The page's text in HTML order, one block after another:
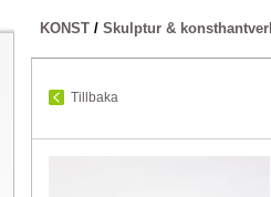
KONST / Skulptur &
Tillbaka